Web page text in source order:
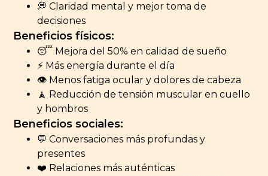
💭 Claridad mental y mejor toma de
decisiones
Beneficios físicos:
😴 Mejora del 50% en calidad de sueño
⚡ Más energía durante el día
👁️ Menos fatiga ocular y dolores de cabeza
🧘 Reducción de tensión muscular en cuello
y hombros
Beneficios sociales:
💬 Conversaciones más profundas y
presentes
❤️ Relaciones más auténticas